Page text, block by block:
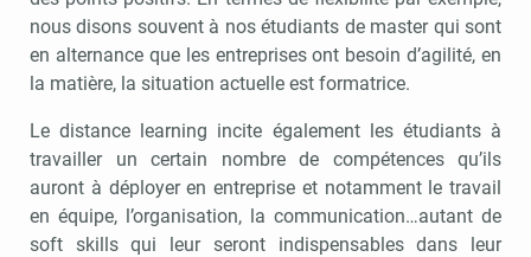
nous disons souvent à nos étudiants de master qui sont
en alternance que les entreprises ont besoin d’agilité, en
la matière, la situation actuelle est formatrice.
Le distance learning incite également les étudiants à
travailler un certain nombre de compétences qu’ils
auront à déployer en entreprise et notamment le travail
en équipe, l’organisation, la communication…autant de
soft skills qui leur seront indispensables dans leur